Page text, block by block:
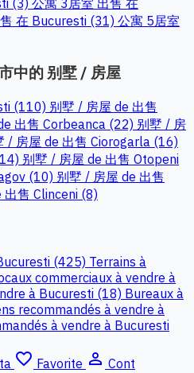
(3) 公寓 3居室 出售 在
在 Bucuresti (31) 公寓 5居室
中的 别墅 / 房屋
(110) 别墅 / 房屋 de 出售
出售 Corbeanca (22) 别墅 / 房
/ 房屋 de 出售 Ciorogarla (16)
别墅 / 房屋 de 出售 Otopeni
(10) 别墅 / 房屋 de 出售
出售 Clinceni (8)
(425) Terrains à
commerciaux à vendre à
à Bucuresti (18) Bureaux à
recommandés à vendre à
à vendre à Bucuresti
favorite_border Favorite person_outline Cont